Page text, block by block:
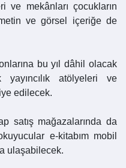
ve mekânları çocukların
ve görsel içeriğe de
bu yıl dâhil olacak
atölyeleri ve
edilecek.
satış mağazalarında da
e-kitabım mobil
ulaşabilecek.